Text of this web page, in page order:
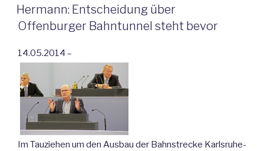
an
seine
AM
Hermann: Entscheidung über
Offenburger Bahntunnel steht bevor
14.05.2014 –
Im Tauziehen um den Ausbau der Bahnstrecke Karlsruhe-